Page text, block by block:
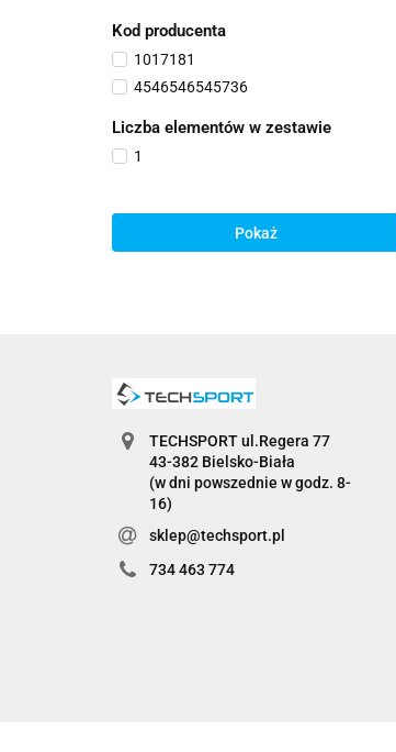
Kod producenta
1017181
4546546545736
Liczba elementów w zestawie
1
Pokaż
TECHSPORT ul.Regera 77
43-382 Bielsko-Biała
(w dni powszednie w godz. 8-
16)
sklep@techsport.pl
734 463 774